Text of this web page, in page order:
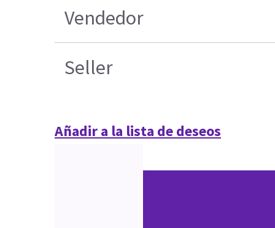
Vendedor
Seller
Añadir a la lista de deseos